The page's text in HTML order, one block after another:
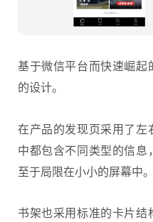
基于微信平台而快速崛
的设计。
在产品的发现页采用了
中都包含不同类型的信
至于局限在小小的屏幕中。
书架也采用标准的卡片